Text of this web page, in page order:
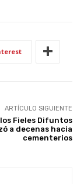
ARTÍCULO SIGUIENTE
los Fieles Difuntos
a decenas hacia
cementerios